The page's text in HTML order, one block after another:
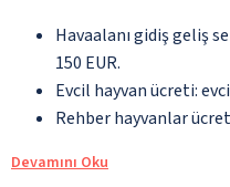
Havaalanı gidiş geliş
150 EUR.
Evcil hayvan ücreti:
Rehber hayvanlar
Devamını Oku